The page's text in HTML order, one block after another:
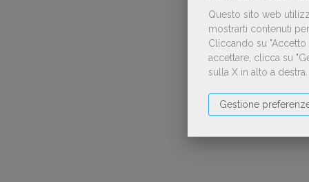
Questo sito web
mostrarti contenuti
Cliccando su
accettare, clicca su
sulla X in alto a
Gestione